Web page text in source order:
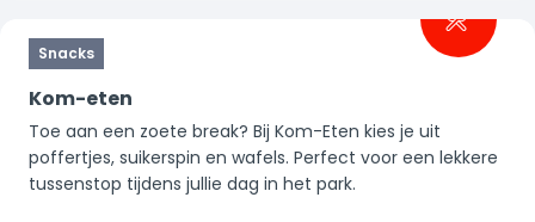
Snacks
Kom-eten
Toe aan een zoete break? Bij Kom-Eten kies je uit
poffertjes, suikerspin en wafels. Perfect voor een lekkere
tussenstop tijdens jullie dag in het park.